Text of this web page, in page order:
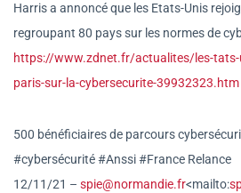
Harris a annoncé que les Etats-Unis
regroupant 80 pays sur les normes de
https://www.zdnet.fr/actualites/les-tats-
paris-sur-la-cybersecurite-39932323.htm
500 bénéficiaires de parcours
#cybersécurité #Anssi #France Relance
12/11/21 – spie@normandie.fr<mailto: